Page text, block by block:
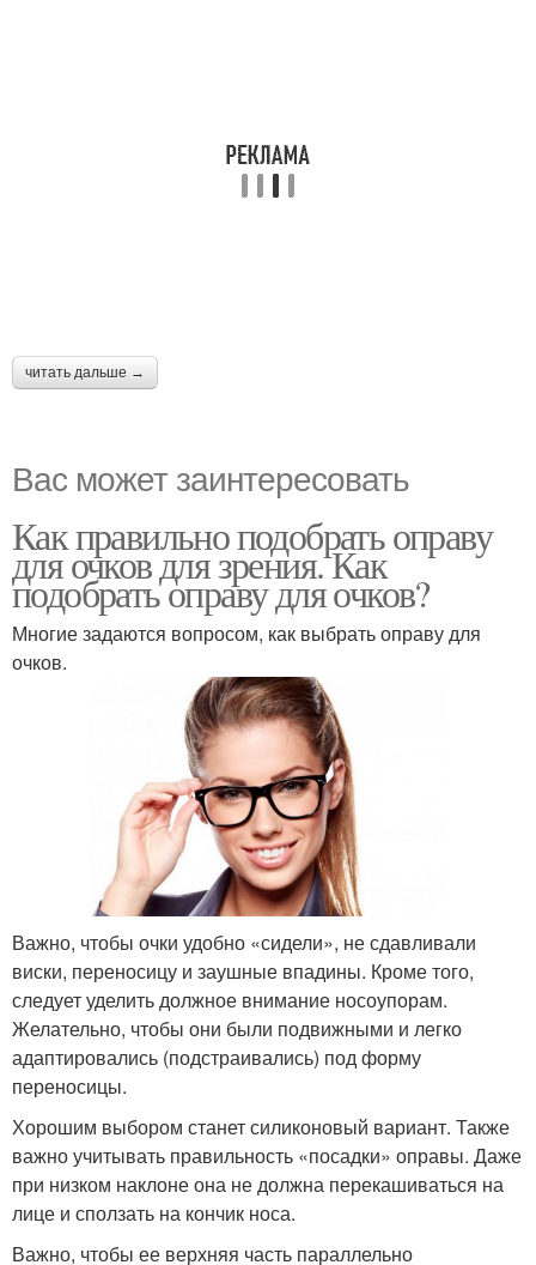
читать дальше →
Вас может заинтересовать
Как правильно подобрать оправу
для очков для зрения. Как
подобрать оправу для очков?
Многие задаются вопросом, как выбрать оправу для
очков.
Важно, чтобы очки удобно «сидели», не сдавливали
виски, переносицу и заушные впадины. Кроме того,
следует уделить должное внимание носоупорам.
Желательно, чтобы они были подвижными и легко
адаптировались (подстраивались) под форму
переносицы.
Хорошим выбором станет силиконовый вариант. Также
важно учитывать правильность «посадки» оправы. Даже
при низком наклоне она не должна перекашиваться на
лице и сползать на кончик носа.
Важно, чтобы ее верхняя часть параллельно